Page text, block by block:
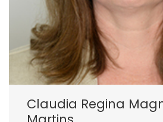
Claudia Regina